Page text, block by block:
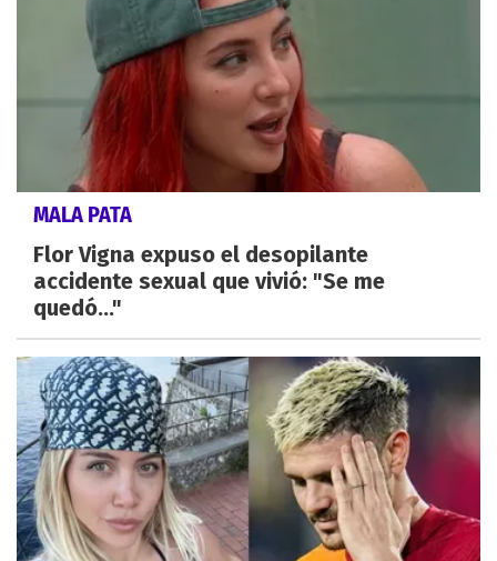
MALA PATA
Flor Vigna expuso el desopilante
accidente sexual que vivió: "Se me
quedó..."